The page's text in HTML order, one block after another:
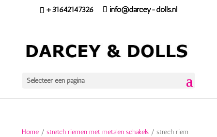
+31642147326 info@darcey-dolls.nl
Selecteer een pagina
Home/ stretch riemen met metalen schakels/ strech riem